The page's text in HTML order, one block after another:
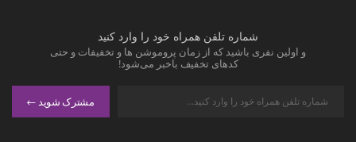
شماره تلفن همراه خود را وارد کنید
و اولین نفری باشید که از زمان پروموشن ها و تخفیفات و حتی
کدهای تخفیف باخبر می‌شود!
مشترک شوید